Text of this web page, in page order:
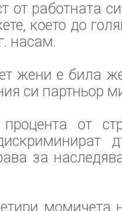
от работната
което до
насам.
жени е била
си партньор
от
за
момичета